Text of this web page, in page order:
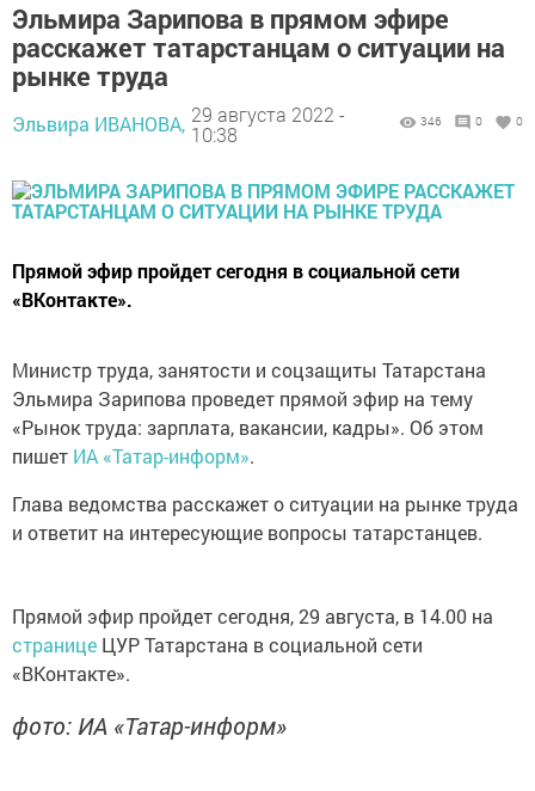
Эльмира Зарипова в прямом эфире
расскажет татарстанцам о ситуации на
рынке труда
Эльвира ИВАНОВА, 29 августа 2022 -
10:38
346 0 0
Прямой эфир пройдет сегодня в социальной сети
«ВКонтакте».
Министр труда, занятости и соцзащиты Татарстана
Эльмира Зарипова проведет прямой эфир на тему
«Рынок труда: зарплата, вакансии, кадры». Об этом
пишет ИА «Татар-информ».
Глава ведомства расскажет о ситуации на рынке труда
и ответит на интересующие вопросы татарстанцев.
Прямой эфир пройдет сегодня, 29 августа, в 14.00 на
странице ЦУР Татарстана в социальной сети
«ВКонтакте».
фото: ИА «Татар-информ»